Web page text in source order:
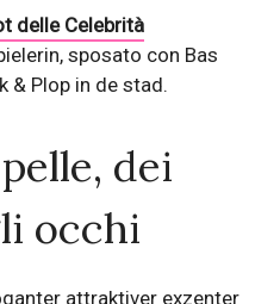
delle Celebrità
sposato con Bas
& Plop in de stad.
dei
occhi
attraktiver exzenter